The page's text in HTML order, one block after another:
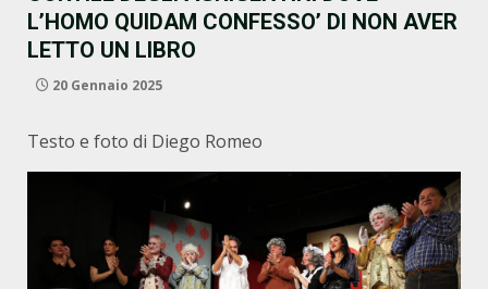
L’HOMO QUIDAM CONFESSO’ DI NON AVER
LETTO UN LIBRO
20 Gennaio 2025
Testo e foto di Diego Romeo